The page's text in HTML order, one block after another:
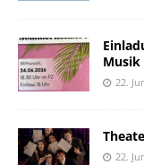
Musik
22.
22.